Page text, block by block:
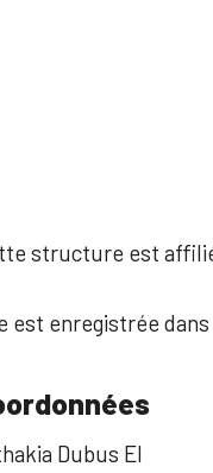
structure est
est enregistrée
Dubus EI